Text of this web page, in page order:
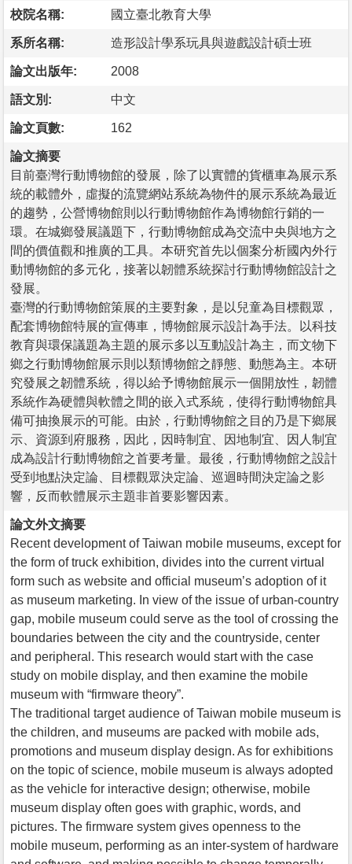
校院名稱: 國立臺北教育大學
系所名稱: 造形設計學系玩具與遊戲設計碩士班
論文出版年: 2008
語文別: 中文
論文頁數: 162
論文摘要
目前臺灣行動博物館的發展，除了以實體的貨櫃車為展示系
統的載體外，虛擬的流覽網站系統為物件的展示系統為最近
的趨勢，公營博物館則以行動博物館作為博物館行銷的一
環。在城鄉發展議題下，行動博物館成為交流中央與地方之
間的價值觀和推廣的工具。本研究首先以個案分析國內外行
動博物館的多元化，接著以韌體系統探討行動博物館設計之
發展。
臺灣的行動博物館策展的主要對象，是以兒童為目標觀眾，
配套博物館特展的宣傳車，博物館展示設計為手法。以科技
教育與環保議題為主題的展示多以互動設計為主，而文物下
鄉之行動博物館展示則以類博物館之靜態、動態為主。本研
究發展之韌體系統，得以給予博物館展示一個開放性，韌體
系統作為硬體與軟體之間的嵌入式系統，使得行動博物館具
備可抽換展示的可能。由於，行動博物館之目的乃是下鄉展
示、資源到府服務，因此，因時制宜、因地制宜、因人制宜
成為設計行動博物館之首要考量。最後，行動博物館之設計
受到地點決定論、目標觀眾決定論、巡迴時間決定論之影
響，反而軟體展示主題非首要影響因素。
論文外文摘要
Recent development of Taiwan mobile museums, except for
the form of truck exhibition, divides into the current virtual
form such as website and official museum’s adoption of it
as museum marketing. In view of the issue of urban-country
gap, mobile museum could serve as the tool of crossing the
boundaries between the city and the countryside, center
and peripheral. This research would start with the case
study on mobile display, and then examine the mobile
museum with “firmware theory”.
The traditional target audience of Taiwan mobile museum is
the children, and museums are packed with mobile ads,
promotions and museum display design. As for exhibitions
on the topic of science, mobile museum is always adopted
as the vehicle for interactive design; otherwise, mobile
museum display often goes with graphic, words, and
pictures. The firmware system gives openness to the
mobile museum, performing as an inter-system of hardware